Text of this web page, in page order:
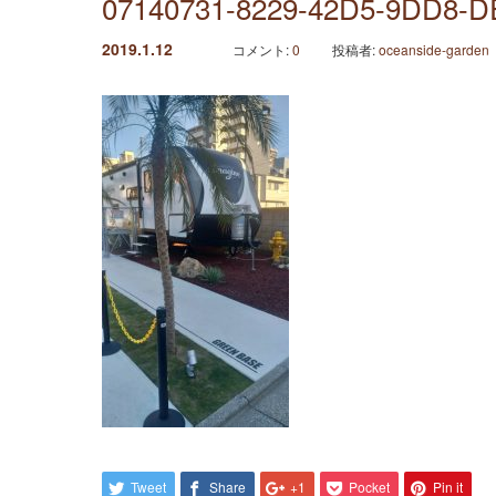
2019.1.12 コメント:0 投稿者:oceanside-garden
Tweet Share +1 Pocket Pin it